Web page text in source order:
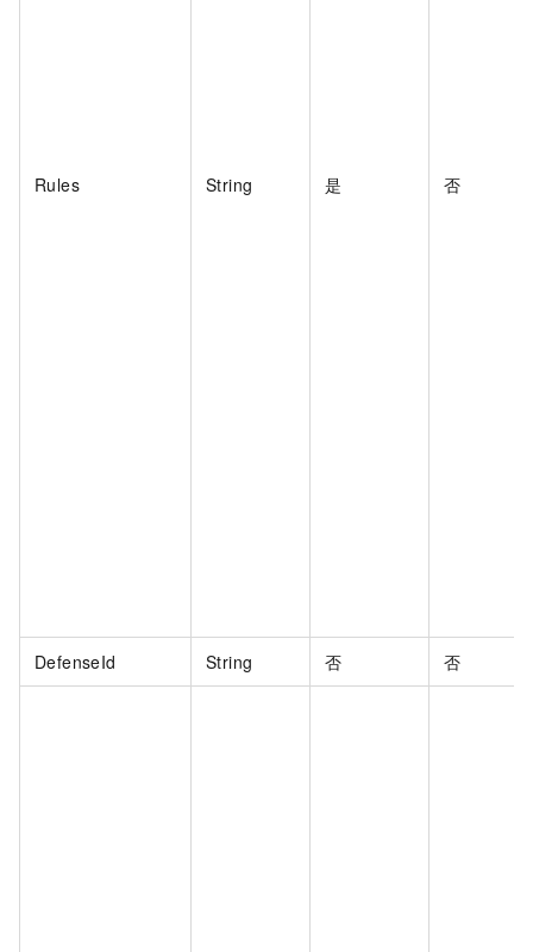
Rules String 是 否
DefenseId String 否 否